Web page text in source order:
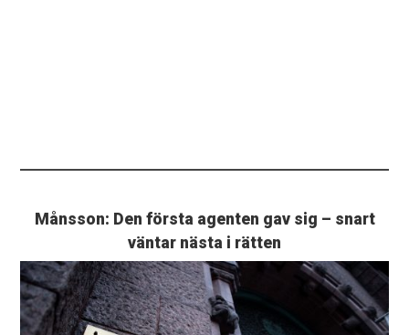
Månsson: Den första agenten gav sig – snart
väntar nästa i rätten